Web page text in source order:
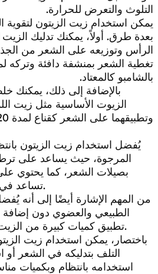
التلوث والتعرض للحرارة.
يمكن استخدام زيت الزيتون لتقوية
بعدة طرق. أولاً، يمكنك تدليك
الرأس وتوزيعه على الشعر من
تغطية الشعر بمنشفة دافئة
بالشامبو كالمعتاد.
بالإضافة إلى ذلك، يمكنك
الزيوت الأساسية مثل زيت
يُفضل استخدام زيت الزيتون
المرجوة، حيث يساعد على
بصيلات الشعر، كما يحتوي
تساعد في حماية الشعر من التلف.
من المهم الإشارة أيضًا إلى أنه
الطبيعي والعضوي دون إضافة
تطبيق كميات كبيرة من الزيت لتجنب الشعور بالدهنية.
باختصار، يمكن استخدام زيت
التلف بتدليكه في الشعر
استخدامه بانتظام وبكميات